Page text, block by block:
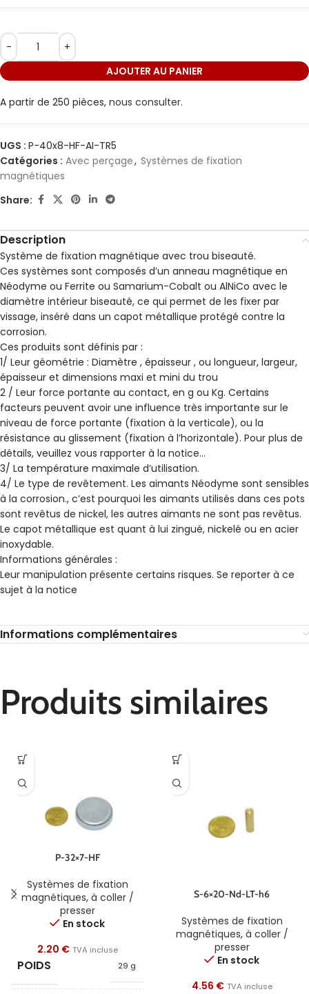
AJOUTER AU PANIER
A partir de 250 pièces, nous consulter.
UGS : P-40x8-HF-AI-TR5
Catégories : Avec perçage, Systèmes de fixation
magnétiques
Share:
Description
Système de fixation magnétique avec trou biseauté.
Ces systèmes sont composés d’un anneau magnétique en
Néodyme ou Ferrite ou Samarium-Cobalt ou AlNiCo avec le
diamètre intérieur biseauté, ce qui permet de les fixer par
vissage, inséré dans un capot métallique protégé contre la
corrosion.
Ces produits sont définis par :
1/ Leur géométrie : Diamètre , épaisseur , ou longueur, largeur,
épaisseur et dimensions maxi et mini du trou
2 / Leur force portante au contact, en g ou Kg. Certains
facteurs peuvent avoir une influence très importante sur le
niveau de force portante (fixation à la verticale), ou la
résistance au glissement (fixation à l’horizontale). Pour plus de
détails, veuillez vous rapporter à la notice…
3/ La température maximale d’utilisation.
4/ Le type de revêtement. Les aimants Néodyme sont sensibles
à la corrosion., c’est pourquoi les aimants utilisés dans ces pots
sont revêtus de nickel, les autres aimants ne sont pas revêtus.
Le capot métallique est quant à lui zingué, nickelé ou en acier
inoxydable.
Informations générales :
Leur manipulation présente certains risques. Se reporter à ce
sujet à la notice
Informations complémentaires
Produits similaires
P-32×7-HF
Systèmes de fixation
magnétiques, à coller /
presser
En stock
2.20 € TVA incluse
POIDS 29 g
S-6×20-Nd-LT-h6
Systèmes de fixation
magnétiques, à coller /
presser
En stock
4.56 € TVA incluse